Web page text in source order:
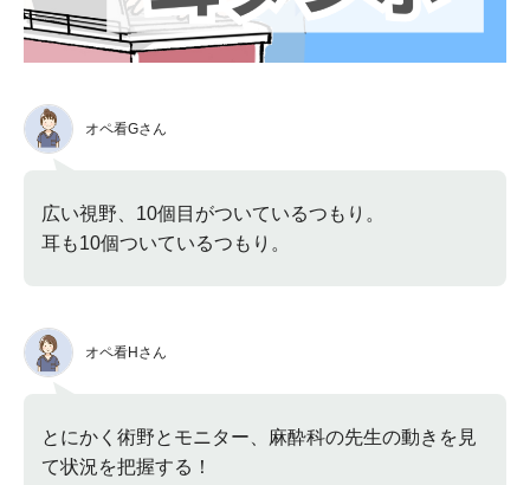
オペ看Gさん
広い視野、10個目がついているつもり。
耳も10個ついているつもり。
オペ看Hさん
とにかく術野とモニター、麻酔科の先生の動きを見
て状況を把握する！